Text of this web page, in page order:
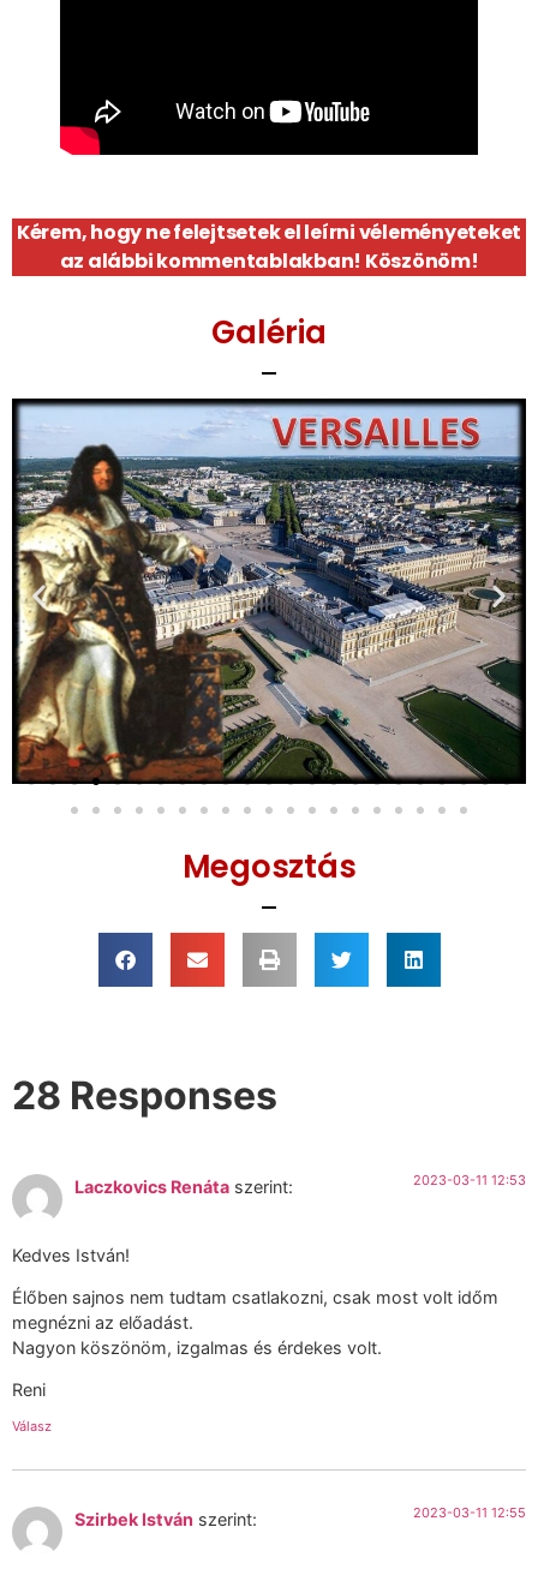
Kérem, hogy ne felejtsetek el leírni véleményeteket
az alábbi kommentablakban! Köszönöm!
Galéria
Megosztás
28 Responses
Laczkovics Renáta szerint: 2023-03-11 12:53
Kedves István!
Élőben sajnos nem tudtam csatlakozni, csak most volt időm
megnézni az előadást.
Nagyon köszönöm, izgalmas és érdekes volt.
Reni
Válasz
Szirbek István szerint: 2023-03-11 12:55